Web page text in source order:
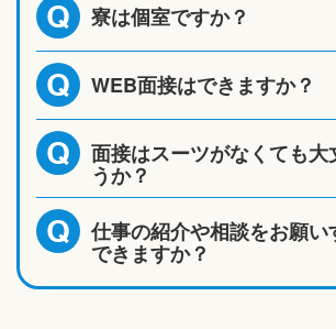
Q 寮は個室ですか？
Q WEB面接はできますか？
Q 面接はスーツがなくても大
うか？
Q 仕事の紹介や相談をお願い
できますか？